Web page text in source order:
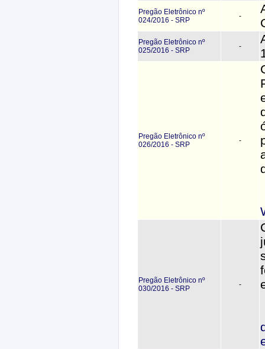
Pregão Eletrônico nº
024/2016 - SRP
-
Pregão Eletrônico nº
025/2016 - SRP
-
Pregão Eletrônico nº
026/2016 - SRP
-
Pregão Eletrônico nº
030/2016 - SRP
-